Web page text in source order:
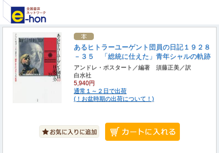
あるヒトラーユーゲント団員の日記１９２８
－３５ 「総統に仕えた」青年シャルの軌跡
アンドレ・ポスタート／編著 須藤正美／訳
白水社
5,940円
通常１～２日で出荷
(！お盆時期の出荷について！)